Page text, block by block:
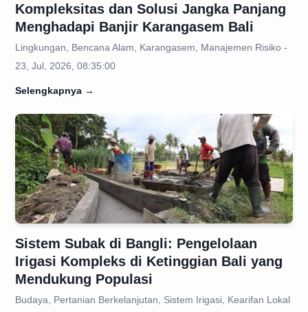
Kompleksitas dan Solusi Jangka Panjang
Menghadapi Banjir Karangasem Bali
Lingkungan, Bencana Alam, Karangasem, Manajemen Risiko -
23, Jul, 2026, 08:35:00
Selengkapnya →
Sistem Subak di Bangli: Pengelolaan
Irigasi Kompleks di Ketinggian Bali yang
Mendukung Populasi
Budaya, Pertanian Berkelanjutan, Sistem Irigasi, Kearifan Lokal